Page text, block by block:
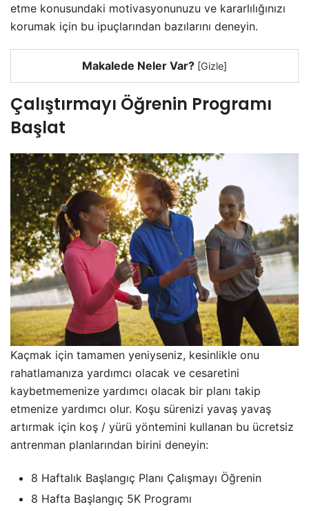
etme konusundaki motivasyonunuzu ve kararlılığınızı
korumak için bu ipuçlarından bazılarını deneyin.
Makalede Neler Var? [Gizle]
Çalıştırmayı Öğrenin Programı
Başlat
Kaçmak için tamamen yeniyseniz, kesinlikle onu
rahatlamanıza yardımcı olacak ve cesaretini
kaybetmemenize yardımcı olacak bir planı takip
etmenize yardımcı olur. Koşu sürenizi yavaş yavaş
artırmak için koş / yürü yöntemini kullanan bu ücretsiz
antrenman planlarından birini deneyin:
8 Haftalık Başlangıç Planı Çalışmayı Öğrenin
8 Hafta Başlangıç 5K Programı